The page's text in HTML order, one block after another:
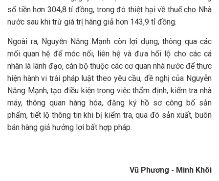
số tiền hơn 304,8 tỉ đồng, trong đó thiệt hại về thuế cho Nhà
nước sau khi trừ giá trị hàng giả hơn 143,9 tỉ đồng.
Ngoài ra, Nguyễn Năng Mạnh còn lợi dụng, thông qua các
mối quan hệ để móc nối, liên hệ và đưa hối lộ cho các cá
nhân là lãnh đạo, cán bộ thuộc các cơ quan nhà nước để thực
hiện hành vi trái pháp luật theo yêu cầu, đề nghị của Nguyễn
Năng Mạnh, tạo điều kiện trong việc thẩm định, kiểm tra nhà
máy, thông quan hàng hóa, đăng ký hồ sơ công bố sản
phẩm, tiết lộ thông tin khi bị kiểm tra, qua đó sản xuất, buôn
bán hàng giả hưởng lợi bất hợp pháp.
Vũ Phương - Minh Khôi